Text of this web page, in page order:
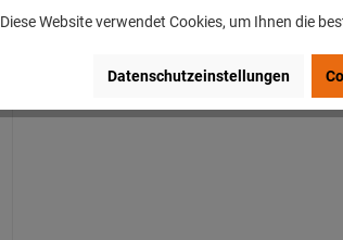
Diese Website verwendet Cookies, um Ihnen die
Datenschutzeinstellungen